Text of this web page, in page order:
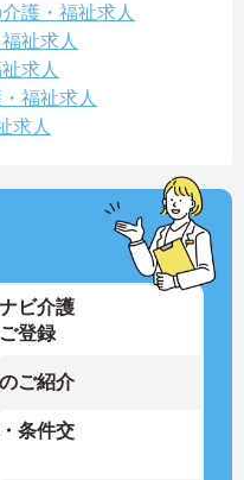
護・福祉求人
祉求人
求人
福祉求人
求人
ビ介護
登録
ご紹介
条件交